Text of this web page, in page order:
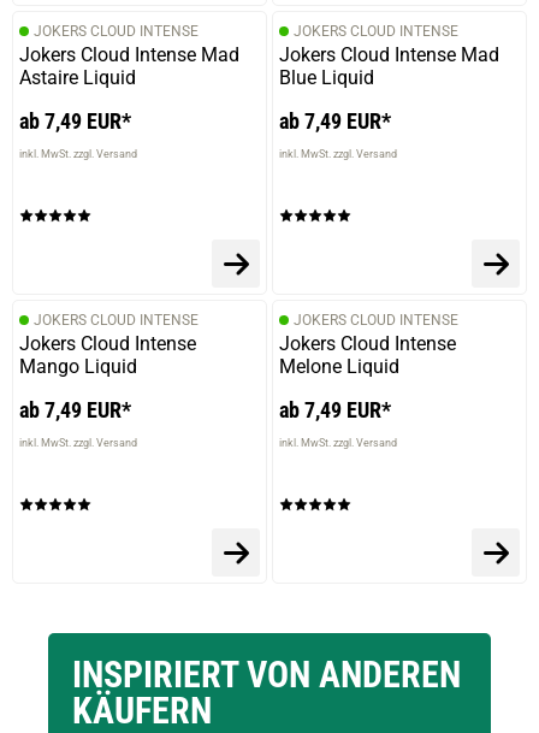
JOKERS CLOUD INTENSE
Jokers Cloud Intense Mad
Astaire Liquid
ab 7,49 EUR*
inkl. MwSt. zzgl. Versand
JOKERS CLOUD INTENSE
Jokers Cloud Intense Mad
Blue Liquid
ab 7,49 EUR*
inkl. MwSt. zzgl. Versand
JOKERS CLOUD INTENSE
Jokers Cloud Intense
Mango Liquid
ab 7,49 EUR*
inkl. MwSt. zzgl. Versand
JOKERS CLOUD INTENSE
Jokers Cloud Intense
Melone Liquid
ab 7,49 EUR*
inkl. MwSt. zzgl. Versand
INSPIRIERT VON ANDEREN
KÄUFERN